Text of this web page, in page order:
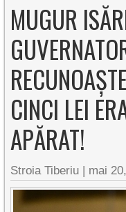
MUGUR
CINCI LEI
APĂRAT!
Stroia Tiberiu | mai